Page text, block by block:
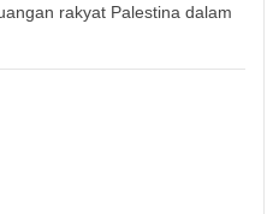
rakyat Palestina dalam